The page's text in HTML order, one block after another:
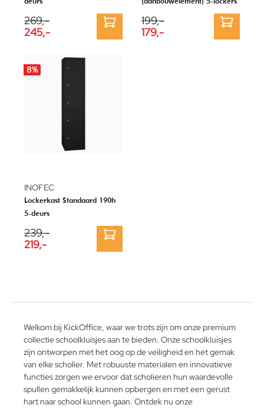
269,-
245,-
199,-
179,-
8%
INOFEC
Lockerkast Standaard 190h
5-deurs
239,-
219,-
Welkom bij KickOffice, waar we trots zijn om onze premium
collectie schoolkluisjes aan te bieden. Onze schoolkluisjes
zijn ontworpen met het oog op de veiligheid en het gemak
van elke scholier. Met robuuste materialen en innovatieve
functies zorgen we ervoor dat scholieren hun waardevolle
spullen gemakkelijk kunnen opbergen en met een gerust
hart naar school kunnen gaan. Ontdek nu onze